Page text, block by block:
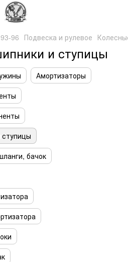
96 Подвеска и рулевое
и ступицы
Амортизаторы
бачок